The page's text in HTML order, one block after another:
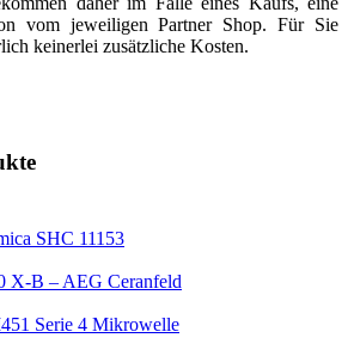
vom jeweiligen Partner Shop. Für Sie
keinerlei zusätzliche Kosten.
SHC 11153
X-B – AEG Ceranfeld
Serie 4 Mikrowelle